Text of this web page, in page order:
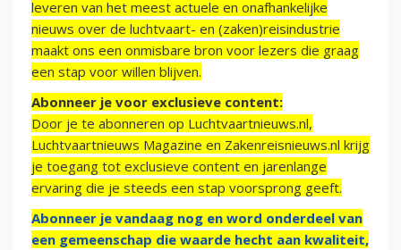
leveren van het meest actuele en onafhankelijke
nieuws over de luchtvaart- en (zaken)reisindustrie
maakt ons een onmisbare bron voor lezers die graag
een stap voor willen blijven.
Abonneer je voor exclusieve content:
Door je te abonneren op Luchtvaartnieuws.nl,
Luchtvaartnieuws Magazine en Zakenreisnieuws.nl krijg
je toegang tot exclusieve content en jarenlange
ervaring die je steeds een stap voorsprong geeft.
Abonneer je vandaag nog en word onderdeel van
een gemeenschap die waarde hecht aan kwaliteit,